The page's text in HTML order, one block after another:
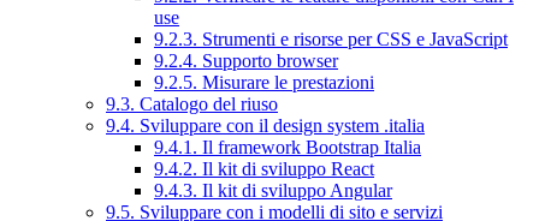
use
9.2.3. Strumenti e risorse per CSS e JavaScript
9.2.4. Supporto browser
9.2.5. Misurare le prestazioni
9.3. Catalogo del riuso
9.4. Sviluppare con il design system .italia
9.4.1. Il framework Bootstrap Italia
9.4.2. Il kit di sviluppo React
9.4.3. Il kit di sviluppo Angular
9.5. Sviluppare con i modelli di sito e servizi